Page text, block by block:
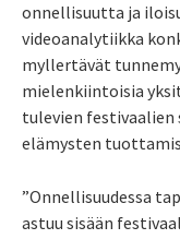
onnellisuutta ja
videoanalytiikka
myllertävät
mielenkiintoisia
tulevien festivaalien
elämysten
”Onnellisuudessa
astuu sisään